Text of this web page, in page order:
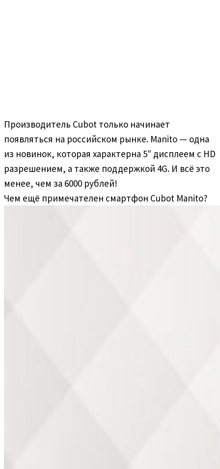
Производитель Cubot только начинает
появляться на российском рынке. Manito — одна
из новинок, которая характерна 5″ дисплеем с HD
разрешением, а также поддержкой 4G. И всё это
менее, чем за 6000 рублей!
Чем ещё примечателен смартфон Cubot Manito?